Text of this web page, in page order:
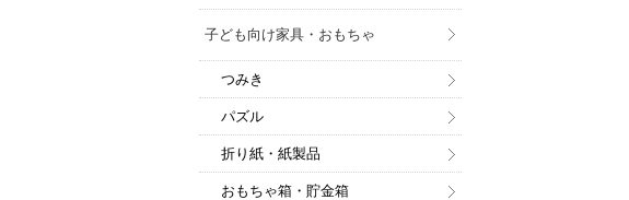
子ども向け家具・おもちゃ
つみき
パズル
折り紙・紙製品
おもちゃ箱・貯金箱